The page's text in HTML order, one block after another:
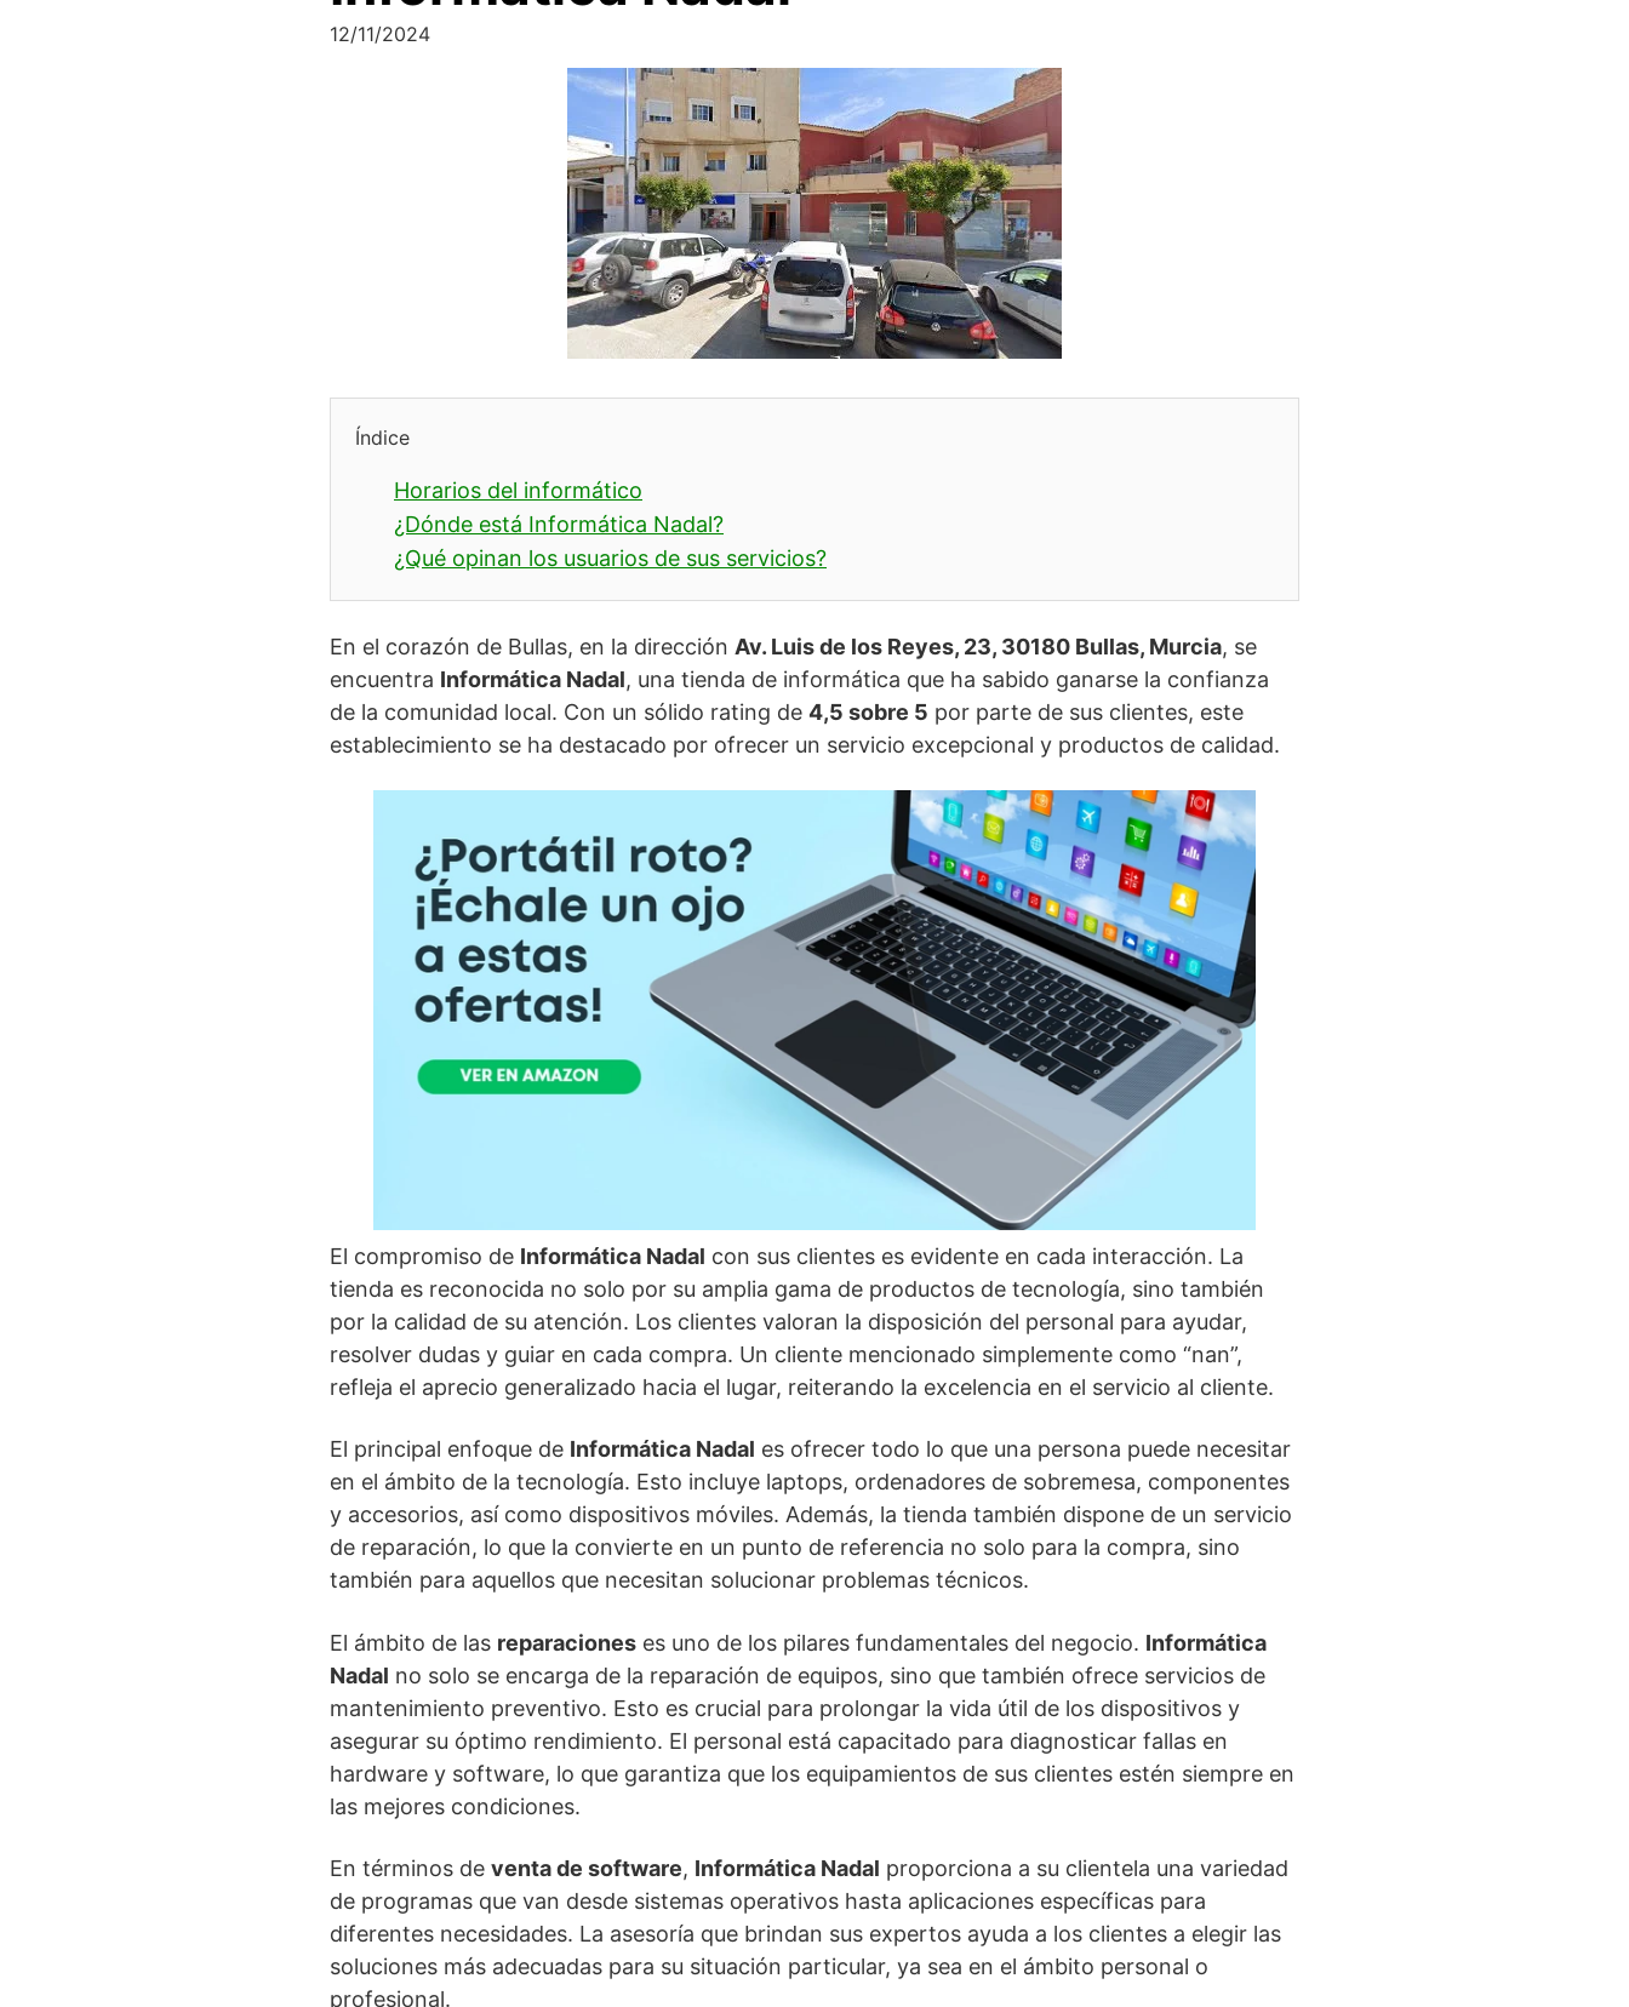
12/11/2024
Índice
Horarios del informático
¿Dónde está Informática Nadal?
¿Qué opinan los usuarios de sus servicios?
En el corazón de Bullas, en la dirección Av. Luis de los Reyes, 23, 30180 Bullas, Murcia, se
encuentra Informática Nadal, una tienda de informática que ha sabido ganarse la confianza
de la comunidad local. Con un sólido rating de 4,5 sobre 5 por parte de sus clientes, este
establecimiento se ha destacado por ofrecer un servicio excepcional y productos de calidad.
El compromiso de Informática Nadal con sus clientes es evidente en cada interacción. La
tienda es reconocida no solo por su amplia gama de productos de tecnología, sino también
por la calidad de su atención. Los clientes valoran la disposición del personal para ayudar,
resolver dudas y guiar en cada compra. Un cliente mencionado simplemente como “nan”,
refleja el aprecio generalizado hacia el lugar, reiterando la excelencia en el servicio al cliente.
El principal enfoque de Informática Nadal es ofrecer todo lo que una persona puede necesitar
en el ámbito de la tecnología. Esto incluye laptops, ordenadores de sobremesa, componentes
y accesorios, así como dispositivos móviles. Además, la tienda también dispone de un servicio
de reparación, lo que la convierte en un punto de referencia no solo para la compra, sino
también para aquellos que necesitan solucionar problemas técnicos.
El ámbito de las reparaciones es uno de los pilares fundamentales del negocio. Informática
Nadal no solo se encarga de la reparación de equipos, sino que también ofrece servicios de
mantenimiento preventivo. Esto es crucial para prolongar la vida útil de los dispositivos y
asegurar su óptimo rendimiento. El personal está capacitado para diagnosticar fallas en
hardware y software, lo que garantiza que los equipamientos de sus clientes estén siempre en
las mejores condiciones.
En términos de venta de software, Informática Nadal proporciona a su clientela una variedad
de programas que van desde sistemas operativos hasta aplicaciones específicas para
diferentes necesidades. La asesoría que brindan sus expertos ayuda a los clientes a elegir las
soluciones más adecuadas para su situación particular, ya sea en el ámbito personal o
profesional.